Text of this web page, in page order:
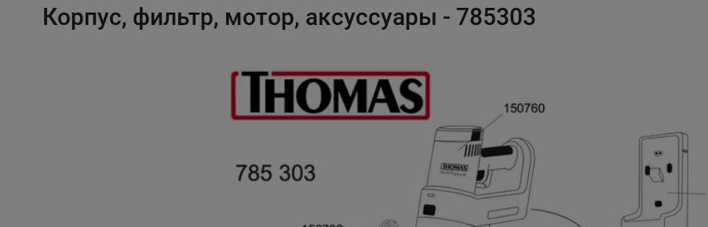
Корпус, фильтр, мотор, аксуссуары - 785303